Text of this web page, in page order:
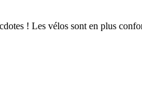
! Les vélos sont en plus